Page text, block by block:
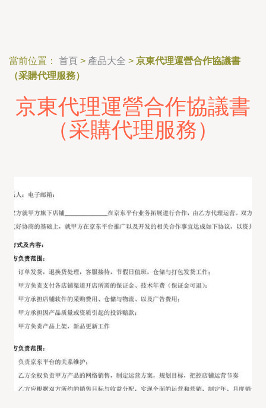
當前位置： 首頁 > 產品大全 > 京東代理運營合作協議書
（采購代理服務）
京東代理運營合作協議書
（采購代理服務）